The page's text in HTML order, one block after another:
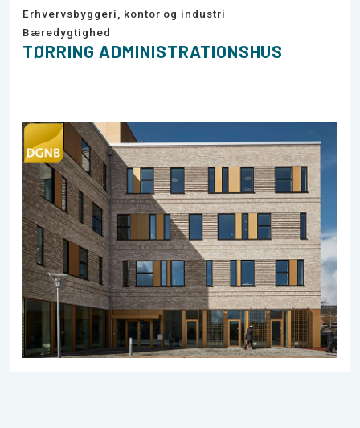
Erhvervsbyggeri, kontor og industri
Bæredygtighed
TØRRING ADMINISTRATIONSHUS